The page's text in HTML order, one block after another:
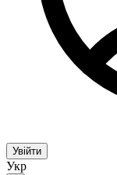
Увійти
Укр